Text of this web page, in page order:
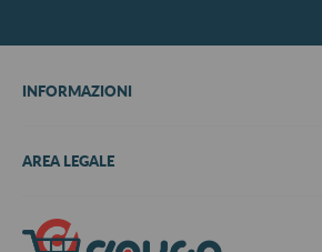
INFORMAZIONI
Metodi di pagamento
Richiedi preventivo
AREA LEGALE
Informativa su resi e rimborsi